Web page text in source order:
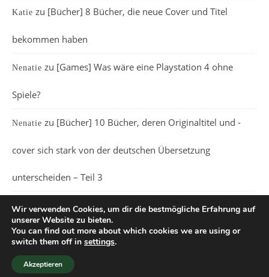
Katie zu [Bücher] 8 Bücher, die neue Cover und Titel
bekommen haben
Nenatie zu [Games] Was wäre eine Playstation 4 ohne
Spiele?
Nenatie zu [Bücher] 10 Bücher, deren Originaltitel und -
cover sich stark von der deutschen Übersetzung
unterscheiden – Teil 3
Wir verwenden Cookies, um dir die bestmögliche Erfahrung auf
unserer Website zu bieten.
You can find out more about which cookies we are using or
switch them off in settings.
Akzeptieren